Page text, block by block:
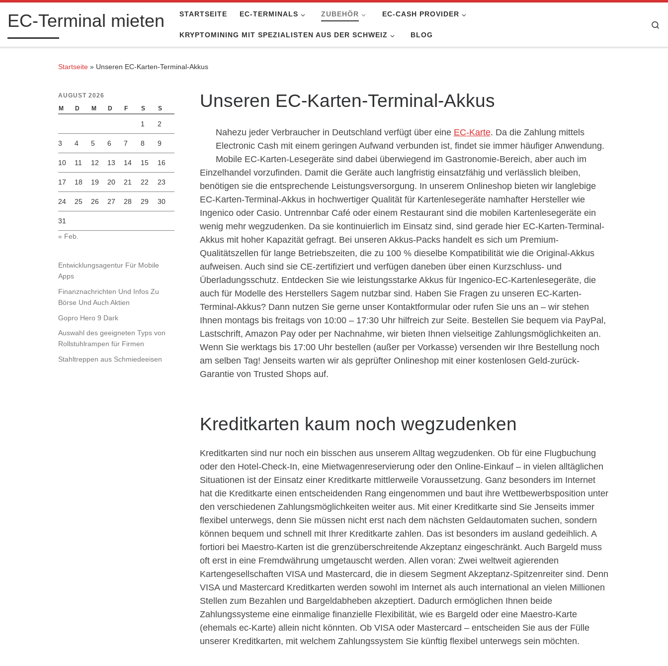
Zum Inhalt springen
EC-Terminal mieten STARTSEITE EC-TERMINALS ZUBEHÖR EC-CASH PROVIDER
KRYPTOMINING MIT SPEZIALISTEN AUS DER SCHWEIZ BLOG
Startseite » Unseren EC-Karten-Terminal-Akkus
Unseren EC-Karten-Terminal-Akkus
Nahezu jeder Verbraucher in Deutschland verfügt über eine EC-Karte. Da die Zahlung mittels
Electronic Cash mit einem geringen Aufwand verbunden ist, findet sie immer häufiger Anwendung.
Mobile EC-Karten-Lesegeräte sind dabei überwiegend im Gastronomie-Bereich, aber auch im
Einzelhandel vorzufinden. Damit die Geräte auch langfristig einsatzfähig und verlässlich bleiben,
benötigen sie die entsprechende Leistungsversorgung. In unserem Onlineshop bieten wir langlebige
EC-Karten-Terminal-Akkus in hochwertiger Qualität für Kartenlesegeräte namhafter Hersteller wie
Ingenico oder Casio. Untrennbar Café oder einem Restaurant sind die mobilen Kartenlesegeräte ein
wenig mehr wegzudenken. Da sie kontinuierlich im Einsatz sind, sind gerade hier EC-Karten-Terminal-
Akkus mit hoher Kapazität gefragt. Bei unseren Akkus-Packs handelt es sich um Premium-
Qualitätszellen für lange Betriebszeiten, die zu 100 % dieselbe Kompatibilität wie die Original-Akkus
aufweisen. Auch sind sie CE-zertifiziert und verfügen daneben über einen Kurzschluss- und
Überladungsschutz. Entdecken Sie wie leistungsstarke Akkus für Ingenico-EC-Kartenlesegeräte, die
auch für Modelle des Herstellers Sagem nutzbar sind. Haben Sie Fragen zu unseren EC-Karten-
Terminal-Akkus? Dann nutzen Sie gerne unser Kontaktformular oder rufen Sie uns an – wir stehen
Ihnen montags bis freitags von 10:00 – 17:30 Uhr hilfreich zur Seite. Bestellen Sie bequem via PayPal,
Lastschrift, Amazon Pay oder per Nachnahme, wir bieten Ihnen vielseitige Zahlungsmöglichkeiten an.
Wenn Sie werktags bis 17:00 Uhr bestellen (außer per Vorkasse) versenden wir Ihre Bestellung noch
am selben Tag! Jenseits warten wir als geprüfter Onlineshop mit einer kostenlosen Geld-zurück-
Garantie von Trusted Shops auf.
Kreditkarten kaum noch wegzudenken
Kreditkarten sind nur noch ein bisschen aus unserem Alltag wegzudenken. Ob für eine Flugbuchung
oder den Hotel-Check-In, eine Mietwagenreservierung oder den Online-Einkauf – in vielen alltäglichen
Situationen ist der Einsatz einer Kreditkarte mittlerweile Voraussetzung. Ganz besonders im Internet
hat die Kreditkarte einen entscheidenden Rang eingenommen und baut ihre Wettbewerbsposition unter
den verschiedenen Zahlungsmöglichkeiten weiter aus. Mit einer Kreditkarte sind Sie Jenseits immer
flexibel unterwegs, denn Sie müssen nicht erst nach dem nächsten Geldautomaten suchen, sondern
können bequem und schnell mit Ihrer Kreditkarte zahlen. Das ist besonders im ausland gedeihlich. A
fortiori bei Maestro-Karten ist die grenzüberschreitende Akzeptanz eingeschränkt. Auch Bargeld muss
oft erst in eine Fremdwährung umgetauscht werden. Allen voran: Zwei weltweit agierenden
Kartengesellschaften VISA und Mastercard, die in diesem Segment Akzeptanz-Spitzenreiter sind. Denn
VISA und Mastercard Kreditkarten werden sowohl im Internet als auch international an vielen Millionen
Stellen zum Bezahlen und Bargeldabheben akzeptiert. Dadurch ermöglichen Ihnen beide
Zahlungssysteme eine einmalige finanzielle Flexibilität, wie es Bargeld oder eine Maestro-Karte
(ehemals ec-Karte) allein nicht könnten. Ob VISA oder Mastercard – entscheiden Sie aus der Fülle
unserer Kreditkarten, mit welchem Zahlungssystem Sie künftig flexibel unterwegs sein möchten.
AUGUST 2026
M
D M D F S S
1 2
3 4 5 6 7 8 9
10 11 12 13 14 15 16
17 18 19 20 21 22 23
24 25 26 27 28 29 30
31
« Feb.
Entwicklungsagentur Für Mobile
Apps
Finanznachrichten Und Infos Zu
Börse Und Auch Aktien
Gopro Hero 9 Dark
Auswahl des geeigneten Typs von
Rollstuhlrampen für Firmen
Stahltreppen aus Schmiedeeisen